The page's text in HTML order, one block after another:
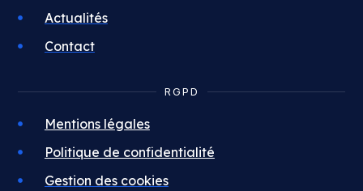
Actualités
Contact
RGPD
Mentions légales
Politique de confidentialité
Gestion des cookies